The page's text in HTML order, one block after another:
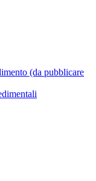
(da pubblicare